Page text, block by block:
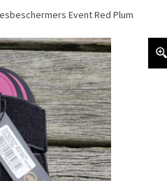
Event Red Plum